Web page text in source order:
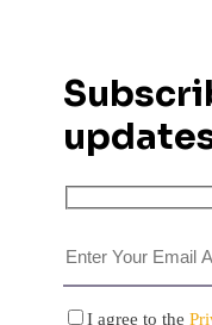
I agree to the